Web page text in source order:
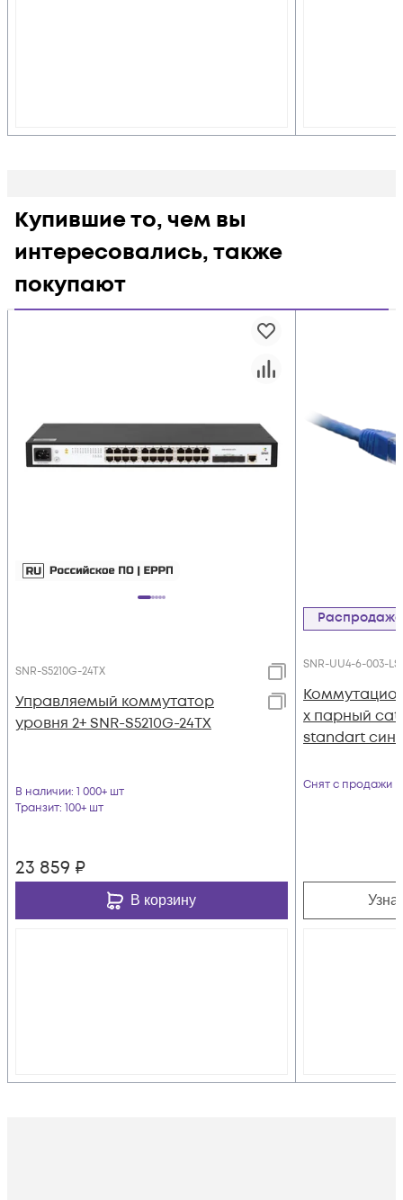
Купившие то, чем вы
интересовались, также
покупают
SNR-S5210G-24TX
Управляемый коммутатор
уровня 2+ SNR-S5210G-24TX
В наличии: 1 000+ шт
Транзит: 100+ шт
23 859 ₽
В корзину
Распродажа
SNR-UU4-6-003-
х парный
standart
Снят с продажи